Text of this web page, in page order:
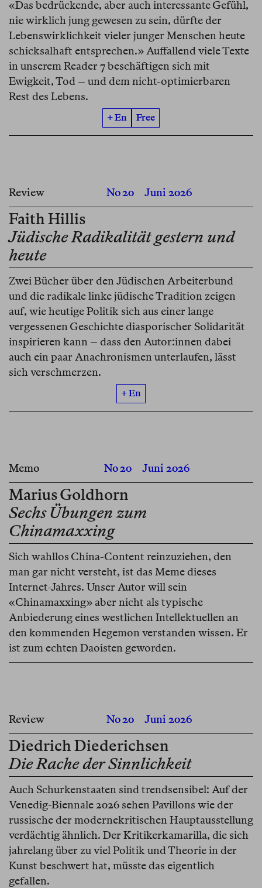
«Das bedrückende, aber auch interessante Gefühl,
nie wirklich jung gewesen zu sein, dürfte der
Lebenswirklichkeit vieler junger Menschen heute
schicksalhaft entsprechen.» Auffallend viele Texte
in unserem Reader 7 beschäftigen sich mit
Ewigkeit, Tod – und dem nicht-optimierbaren
Rest des Lebens.
+ En Free
Review No 20Juni 2026
Faith Hillis
Jüdische Radikalität gestern und
heute
Zwei Bücher über den Jüdischen Arbeiterbund
und die radikale linke jüdische Tradition zeigen
auf, wie heutige Politik sich aus einer lange
vergessenen Geschichte diasporischer Solidarität
inspirieren kann – dass den Autor:innen dabei
auch ein paar Anachronismen unterlaufen, lässt
sich verschmerzen.
+ En
Memo No 20Juni 2026
Marius Goldhorn
Sechs Übungen zum
Chinamaxxing
Sich wahllos China-Content reinzuziehen, den
man gar nicht versteht, ist das Meme dieses
Internet-Jahres. Unser Autor will sein
«Chinamaxxing» aber nicht als typische
Anbiederung eines westlichen Intellektuellen an
den kommenden Hegemon verstanden wissen. Er
ist zum echten Daoisten geworden.
Review No 20Juni 2026
Diedrich Diederichsen
Die Rache der Sinnlichkeit
Auch Schurkenstaaten sind trendsensibel: Auf der
Venedig-Biennale 2026 sehen Pavillons wie der
russische der modernekritischen Hauptausstellung
verdächtig ähnlich. Der Kritikerkamarilla, die sich
jahrelang über zu viel Politik und Theorie in der
Kunst beschwert hat, müsste das eigentlich
gefallen.